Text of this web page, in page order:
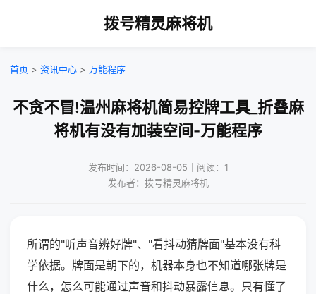
拨号精灵麻将机
首页 > 资讯中心 > 万能程序
不贪不冒!温州麻将机简易控牌工具_折叠麻
将机有没有加装空间-万能程序
发布时间：2026-08-05｜阅读：1
发布者：拨号精灵麻将机
所谓的"听声音辨好牌"、"看抖动猜牌面"基本没有科
学依据。牌面是朝下的，机器本身也不知道哪张牌是
什么，怎么可能通过声音和抖动暴露信息。只有懂了